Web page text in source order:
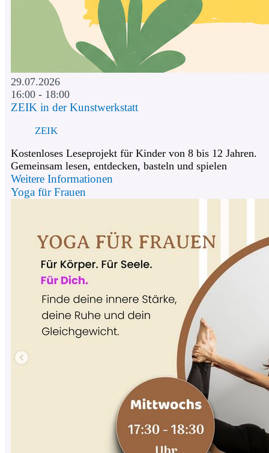
29.07.2026
16:00 - 18:00
ZEIK in der Kunstwerkstatt
ZEIK
Kostenloses Leseprojekt für Kinder von 8 bis 12 Jahren.
Gemeinsam lesen, entdecken, basteln und spielen
Weitere Informationen
Yoga für Frauen